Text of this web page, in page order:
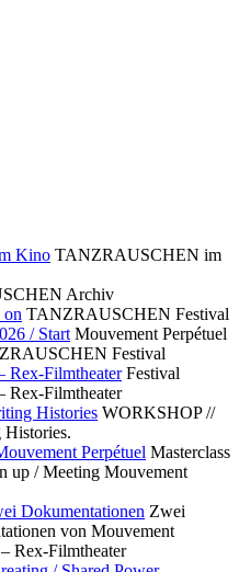
Kino TANZRAUSCHEN im
Archiv
on TANZRAUSCHEN Festival
/ Start Mouvement Perpétuel
Festival
Rex-Filmtheater Festival
Rex-Filmtheater
Histories WORKSHOP //
Perpétuel Masterclass
up / Meeting Mouvement
Dokumentationen Zwei
von Mouvement
Rex-Filmtheater